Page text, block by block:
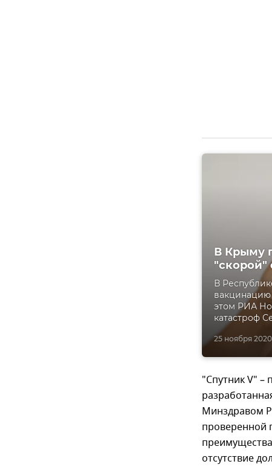
25 ноября 2020,
В Крыму
"скорой"
В
этом РИА
катастроф
"Спутник V" –
Минздравом
проверенной
отсутствие